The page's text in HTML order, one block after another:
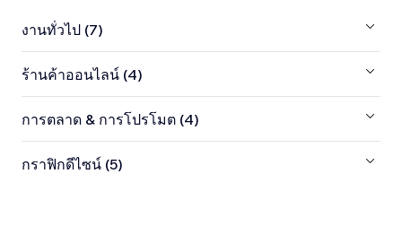
งานทั่วไป (7)
ร้านค้าออนไลน์ (4)
การตลาด & การโปรโมต (4)
กราฟิกดีไซน์ (5)